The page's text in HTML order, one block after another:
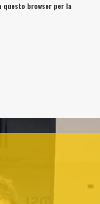
questo browser per la